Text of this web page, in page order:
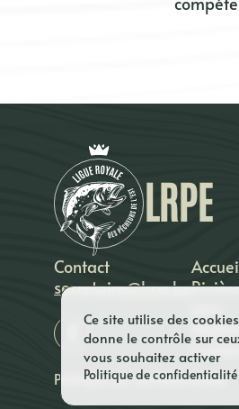
LRPE
Contact
secretaire@lrpe.be
Politique de confidentialité
Ce site utilise des
donne le contrôle sur
vous souhaitez activer
Politique de confidentialité